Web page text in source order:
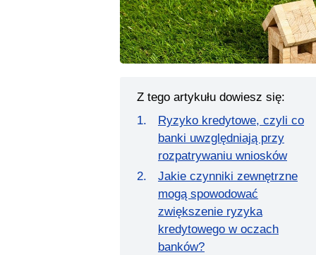
Z tego artykułu dowiesz się:
Ryzyko kredytowe, czyli co
banki uwzględniają przy
rozpatrywaniu wniosków
Jakie czynniki zewnętrzne
mogą spowodować
zwiększenie ryzyka
kredytowego w oczach
banków?